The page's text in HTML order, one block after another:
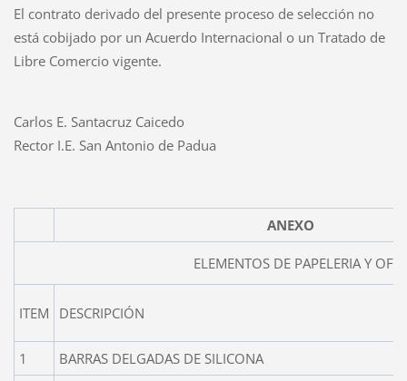
El contrato derivado del presente proceso de selección no
está cobijado por un Acuerdo Internacional o un Tratado de
Libre Comercio vigente.
Carlos E. Santacruz Caicedo
Rector I.E. San Antonio de Padua
ANEXO
ELEMENTOS DE PAPELERIA Y
ITEM DESCRIPCIÓN
1
BARRAS DELGADAS DE SILICONA